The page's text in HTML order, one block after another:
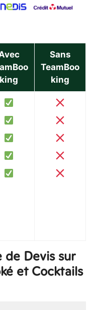
king
Sans
TeamBoo
king
de Devis sur
et Cocktails